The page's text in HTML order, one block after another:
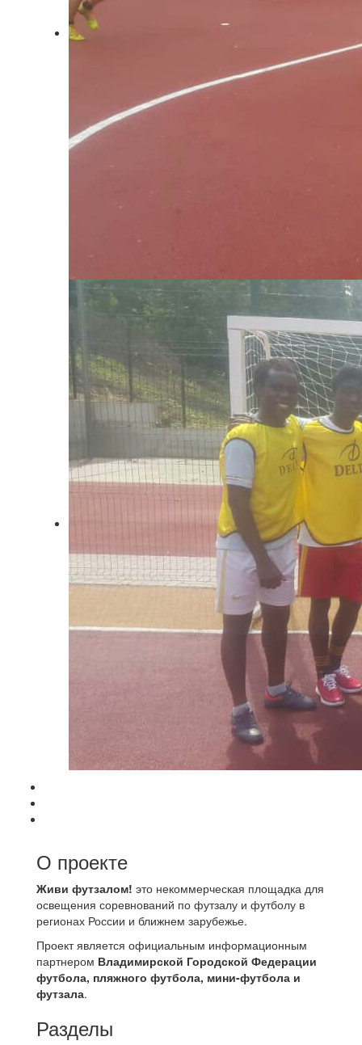
О проекте
Живи футзалом! это некоммерческая площадка для
освещения соревнований по футзалу и футболу в
регионах России и ближнем зарубежье.
Проект является официальным информационным
партнером Владимирской Городской Федерации
футбола, пляжного футбола, мини-футбола и
футзала.
Разделы